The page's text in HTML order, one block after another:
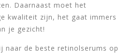
Daarnaast moet het
kwaliteit zijn, het gaat immers
je gezicht!
naar de beste retinolserums op